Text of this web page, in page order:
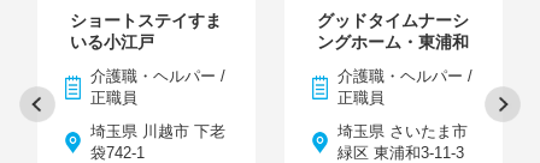
ショートステイすま
いる小江戸
介護職・ヘルパー /
正職員
埼玉県 川越市 下老
袋742-1
グッドタイムナーシ
ングホーム・東浦和
介護職・ヘルパー /
正職員
埼玉県 さいたま市
緑区 東浦和3-11-3